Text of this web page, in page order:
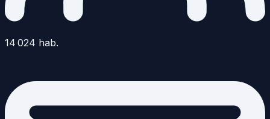
14 024 hab.